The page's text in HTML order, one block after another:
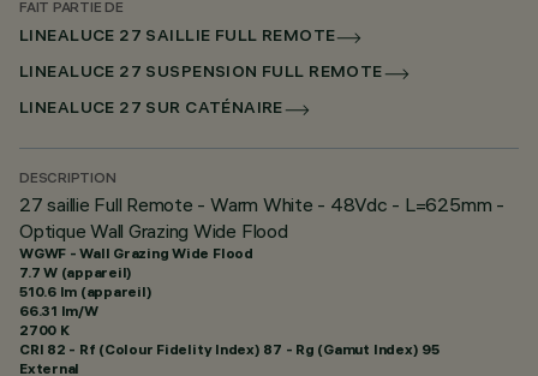
FAIT PARTIE DE
LINEALUCE 27 SAILLIE FULL REMOTE
LINEALUCE 27 SUSPENSION FULL REMOTE
LINEALUCE 27 SUR CATÉNAIRE
DESCRIPTION
27 saillie Full Remote - Warm White - 48Vdc - L=625mm -
Optique Wall Grazing Wide Flood
WGWF - Wall Grazing Wide Flood
7.7 W (appareil)
510.6 lm (appareil)
66.31 lm/W
2700 K
CRI 82 - Rf (Colour Fidelity Index) 87 - Rg (Gamut Index) 95
External